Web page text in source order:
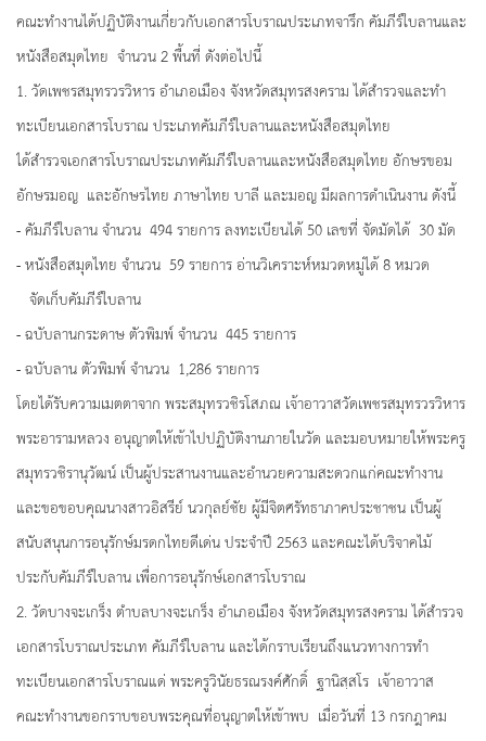
คณะทำงานได้ปฏิบัติงานเกี่ยวกับเอกสารโบราณประเภทจารึก คัมภีร์ใบลานและ
หนังสือสมุดไทย จำนวน 2 พื้นที่ ดังต่อไปนี้
1. วัดเพชรสมุทรวรวิหาร อำเภอเมือง จังหวัดสมุทรสงคราม ได้สำรวจและทำ
ทะเบียนเอกสารโบราณ ประเภทคัมภีร์ใบลานและหนังสือสมุดไทย
ได้สำรวจเอกสารโบราณประเภทคัมภีร์ใบลานและหนังสือสมุดไทย อักษรขอม
อักษรมอญ และอักษรไทย ภาษาไทย บาลี และมอญ มีผลการดำเนินงาน ดังนี้
- คัมภีร์ใบลาน จำนวน 494 รายการ ลงทะเบียนได้ 50 เลขที่ จัดมัดได้ 30 มัด
- หนังสือสมุดไทย จำนวน 59 รายการ อ่านวิเคราะห์หมวดหมู่ได้ 8 หมวด
จัดเก็บคัมภีร์ใบลาน
- ฉบับลานกระดาษ ตัวพิมพ์ จำนวน 445 รายการ
- ฉบับลาน ตัวพิมพ์ จำนวน 1,286 รายการ
โดยได้รับความเมตตาจาก พระสมุทรวชิรโสภณ เจ้าอาวาสวัดเพชรสมุทรวรวิหาร
พระอารามหลวง อนุญาตให้เข้าไปปฏิบัติงานภายในวัด และมอบหมายให้พระครู
สมุทรวชิรานุวัฒน์ เป็นผู้ประสานงานและอำนวยความสะดวกแก่คณะทำงาน
และขอขอบคุณนางสาวอิสรีย์ นวกุลย์ชัย ผู้มีจิตศรัทธาภาคประชาชน เป็นผู้
สนับสนุนการอนุรักษ์มรดกไทยดีเด่น ประจำปี 2563 และคณะได้บริจาคไม้
ประกับคัมภีร์ใบลาน เพื่อการอนุรักษ์เอกสารโบราณ
2. วัดบางจะเกร็ง ตำบลบางจะเกร็ง อำเภอเมือง จังหวัดสมุทรสงคราม ได้สำรวจ
เอกสารโบราณประเภท คัมภีร์ใบลาน และได้กราบเรียนถึงแนวทางการทำ
ทะเบียนเอกสารโบราณแด่ พระครูวินัยธรณรงค์ศักดิ์ ฐานิสฺสโร เจ้าอาวาส
คณะทำงานขอกราบขอบพระคุณที่อนุญาตให้เข้าพบ เมื่อวันที่ 13 กรกฎาคม